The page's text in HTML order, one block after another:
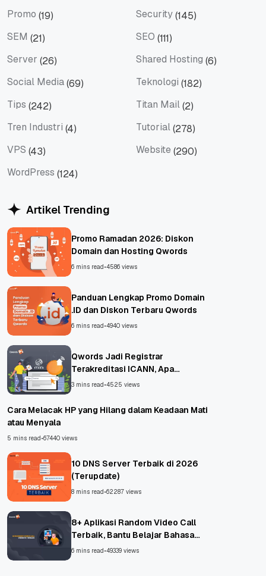
Promo (19) Security(145)
SEM (21) SEO (111)
Server (26) Shared Hosting (6)
Social Media(69) Teknologi (182)
Tips (242) Titan Mail(2)
Tren Industri (4) Tutorial(278)
VPS (43) Website (290)
WordPress (124)
Artikel Trending
Promo Ramadan 2026: Diskon
Domain dan Hosting Qwords
6 mins read•4586 views
Panduan Lengkap Promo Domain
.ID dan Diskon Terbaru Qwords
6 mins read•4940 views
Qwords Jadi Registrar
Terakreditasi ICANN, Apa
Untungnya?
3 mins read•4525 views
Cara Melacak HP yang Hilang dalam Keadaan Mati
atau Menyala
5 mins read•67440 views
10 DNS Server Terbaik di 2026
(Terupdate)
8 mins read•62287 views
8+ Aplikasi Random Video Call
Terbaik, Bantu Belajar Bahasa
Asing!
6 mins read•49339 views